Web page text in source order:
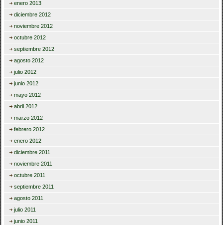
enero 2013
diciembre 2012
noviembre 2012
octubre 2012
septiembre 2012
agosto 2012
julio 2012
junio 2012
mayo 2012
abril 2012
marzo 2012
febrero 2012
enero 2012
diciembre 2011
noviembre 2011
octubre 2011
septiembre 2011
agosto 2011
julio 2011
junio 2011